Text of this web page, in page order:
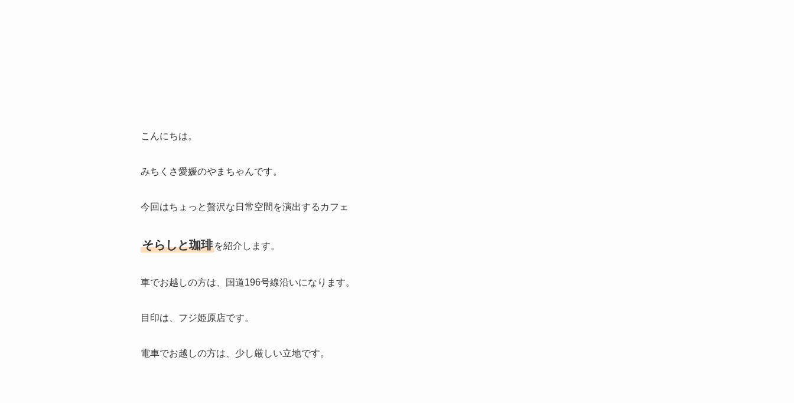
こんにちは。
みちくさ愛媛のやまちゃんです。
今回はちょっと贅沢な日常空間を演出するカフェ
そらしと珈琲 を紹介します。
車でお越しの方は、国道196号線沿いになります。
目印は、フジ姫原店です。
電車でお越しの方は、少し厳しい立地です。